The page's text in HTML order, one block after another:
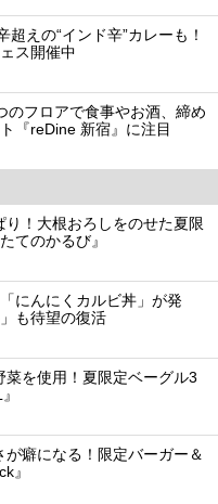
えの“インド辛”カレーも！
ス開催中
のフロアで食事やお酒、締め
『reDine 新宿』に注目
！大根おろしをのせた夏限
てのかるび』
にんにくカルビ丼」が発
も待望の復活
を使用！夏限定ベーグル3
癖になる！限定バーガー＆
』